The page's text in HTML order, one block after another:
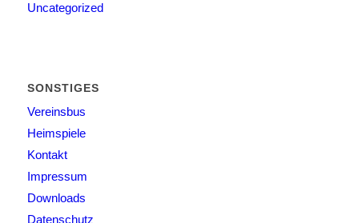
Uncategorized
SONSTIGES
Vereinsbus
Heimspiele
Kontakt
Impressum
Downloads
Datenschutz